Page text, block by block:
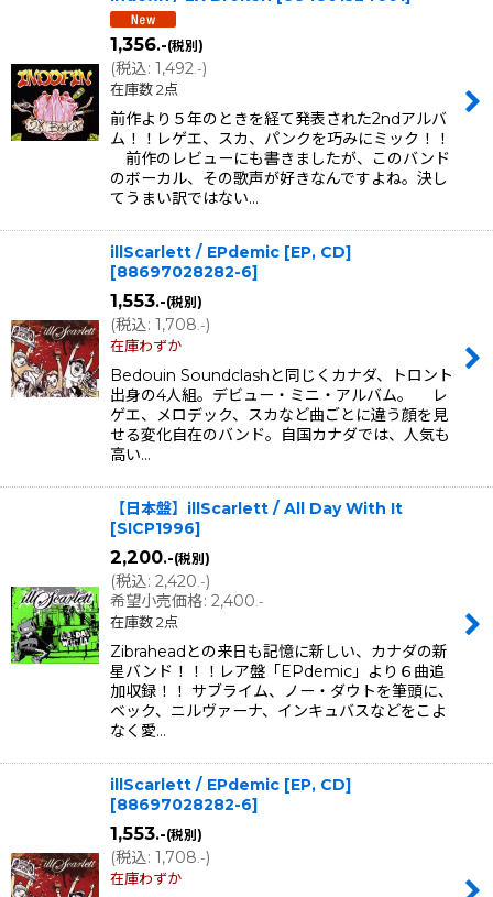
1,356.-(税別)
(税込: 1,492.-)
在庫数 2点
前作より５年のときを経て発表された2ndアルバ
ム！！レゲエ、スカ、パンクを巧みにミック！！
前作のレビューにも書きましたが、このバンド
のボーカル、その歌声が好きなんですよね。決し
てうまい訳ではない…
illScarlett / EPdemic [EP, CD]
[88697028282-6]
1,553.-(税別)
(税込: 1,708.-)
在庫わずか
Bedouin Soundclashと同じくカナダ、トロント
出身の4人組。デビュー・ミニ・アルバム。 レ
ゲエ、メロデック、スカなど曲ごとに違う顔を見
せる変化自在のバンド。自国カナダでは、人気も
高い…
【日本盤】illScarlett / All Day With It
[SICP1996]
2,200.-(税別)
(税込: 2,420.-)
希望小売価格: 2,400.-
在庫数 2点
Zibraheadとの来日も記憶に新しい、カナダの新
星バンド！！！レア盤「EPdemic」より６曲追
加収録！！ サブライム、ノー・ダウトを筆頭に、
ベック、ニルヴァーナ、インキュバスなどをこよ
なく愛…
illScarlett / EPdemic [EP, CD]
[88697028282-6]
1,553.-(税別)
(税込: 1,708.-)
在庫わずか